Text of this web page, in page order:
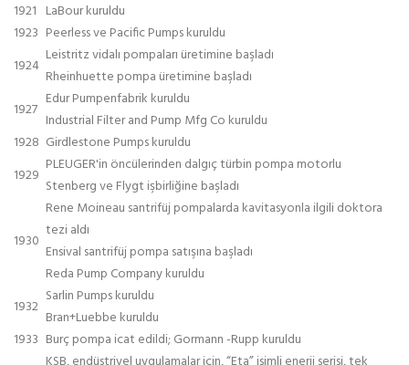
1921 LaBour kuruldu
1923 Peerless ve Pacific Pumps kuruldu
1924
Leistritz vidalı pompaları üretimine başladı
Rheinhuette pompa üretimine başladı
1927
Edur Pumpenfabrik kuruldu
Industrial Filter and Pump Mfg Co kuruldu
1928 Girdlestone Pumps kuruldu
1929
PLEUGER'in öncülerinden dalgıç türbin pompa motorlu
Stenberg ve Flygt işbirliğine başladı
1930
Rene Moineau santrifüj pompalarda kavitasyonla ilgili doktora
tezi aldı
Ensival santrifüj pompa satışına başladı
Reda Pump Company kuruldu
1932
Sarlin Pumps kuruldu
Bran+Luebbe kuruldu
1933 Burç pompa icat edildi; Gormann -Rupp kuruldu